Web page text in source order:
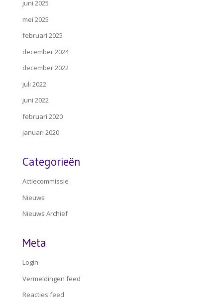
juni 2025
mei 2025
februari 2025
december 2024
december 2022
juli 2022
juni 2022
februari 2020
januari 2020
Categorieën
Actiecommissie
Nieuws
Nieuws Archief
Meta
Login
Vermeldingen feed
Reacties feed